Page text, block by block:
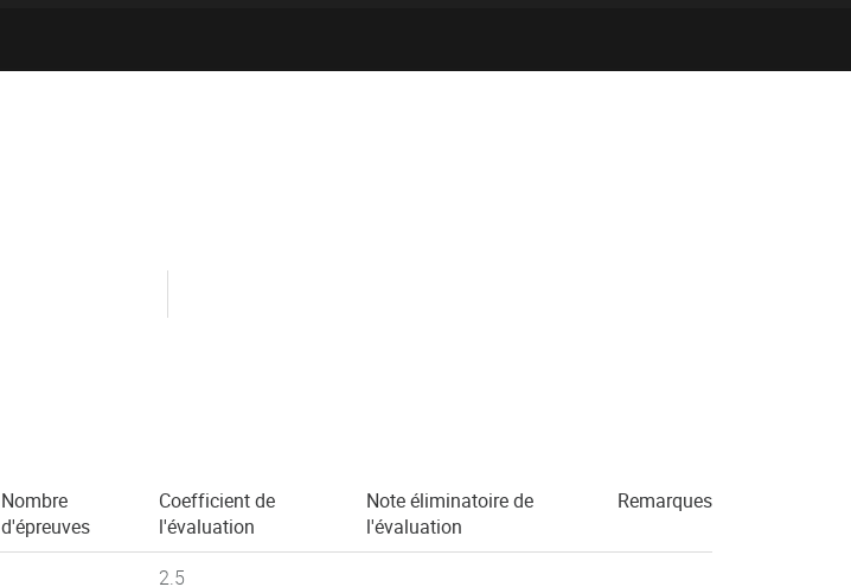
Nombre
d'épreuves
Coefficient de
l'évaluation
Note éliminatoire de
l'évaluation
Remarques
2.5